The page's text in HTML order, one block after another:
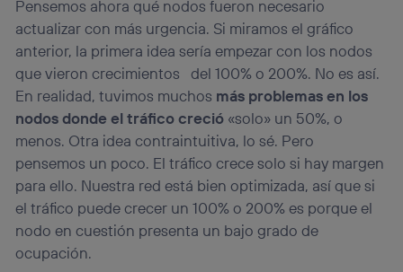
Pensemos ahora qué nodos fueron necesario
actualizar con más urgencia. Si miramos el gráfico
anterior, la primera idea sería empezar con los nodos
que vieron crecimientos del 100% o 200%. No es así.
En realidad, tuvimos muchos más problemas en los
nodos donde el tráfico creció «solo» un 50%, o
menos. Otra idea contraintuitiva, lo sé. Pero
pensemos un poco. El tráfico crece solo si hay margen
para ello. Nuestra red está bien optimizada, así que si
el tráfico puede crecer un 100% o 200% es porque el
nodo en cuestión presenta un bajo grado de
ocupación.